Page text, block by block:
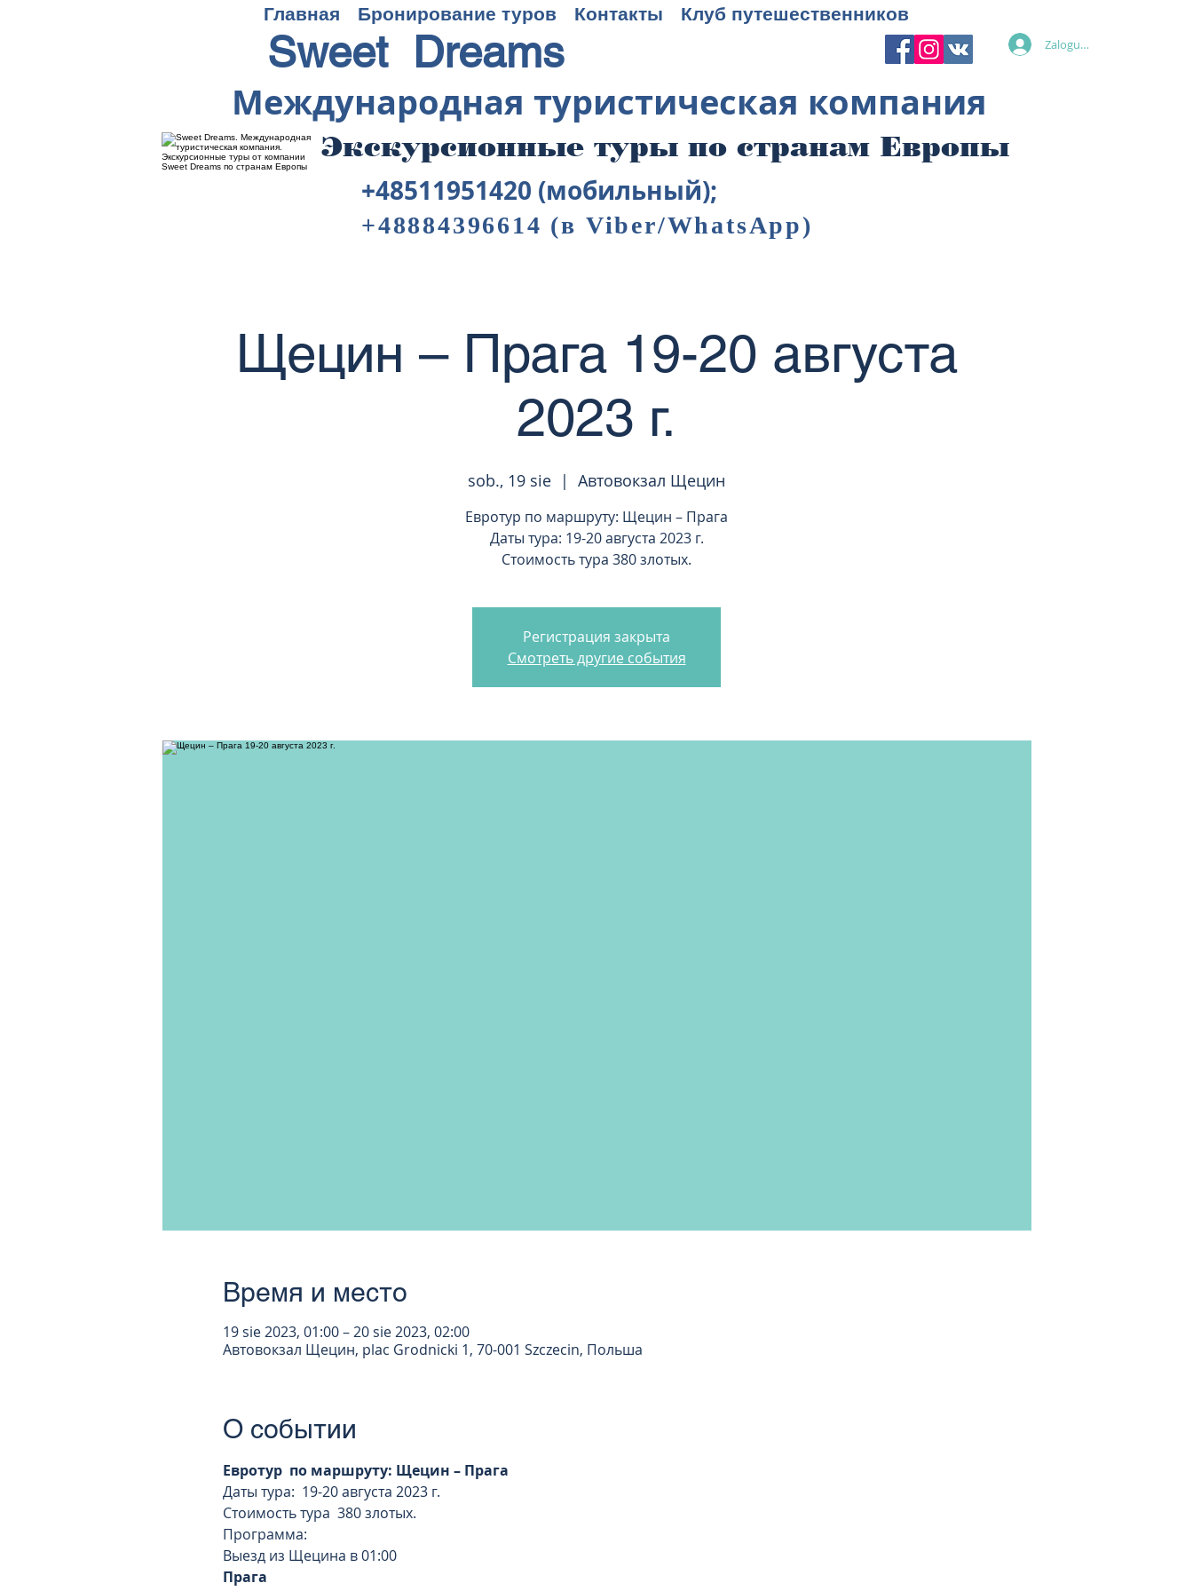
Главная Бронирование туров Контакты Клуб путешественников
Sweet Dreams Zaloguj się
Международная туристическая компания
+48511951420 (мобильный);
+48884396614 (в Viber/WhatsApp)
Экскурсионные туры по странам Европы
Щецин – Прага 19-20 августа
2023 г.
sob., 19 sie
  |
Автовокзал Щецин
Евротур по маршруту: Щецин – Прага
Даты тура: 19-20 августа 2023 г.
Стоимость тура 380 злотых.
Регистрация закрыта
Смотреть другие события
Время и место
19 sie 2023, 01:00 – 20 sie 2023, 02:00
Автовокзал Щецин, plac Grodnicki 1, 70-001 Szczecin, Польша
О событии
Евротур  по маршруту: Щецин – Прага
Даты тура:  19-20 августа 2023 г.
Стоимость тура  380 злотых.
Программа:
Выезд из Щецина в 01:00
Прага